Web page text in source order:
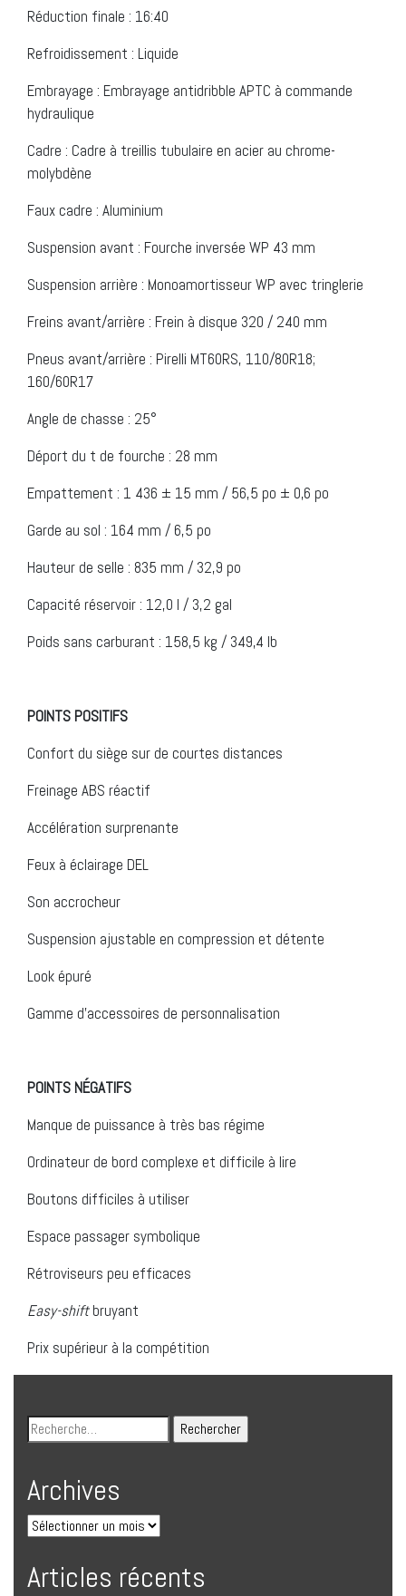
Réduction finale : 16:40
Refroidissement : Liquide
Embrayage : Embrayage antidribble APTC à commande
hydraulique
Cadre : Cadre à treillis tubulaire en acier au chrome-
molybdène
Faux cadre : Aluminium
Suspension avant : Fourche inversée WP 43 mm
Suspension arrière : Monoamortisseur WP avec tringlerie
Freins avant/arrière : Frein à disque 320 / 240 mm
Pneus avant/arrière : Pirelli MT60RS, 110/80R18;
160/60R17
Angle de chasse : 25°
Déport du t de fourche : 28 mm
Empattement : 1 436 ± 15 mm / 56,5 po ± 0,6 po
Garde au sol : 164 mm / 6,5 po
Hauteur de selle : 835 mm / 32,9 po
Capacité réservoir : 12,0 l / 3,2 gal
Poids sans carburant : 158,5 kg / 349,4 lb
POINTS POSITIFS
Confort du siège sur de courtes distances
Freinage ABS réactif
Accélération surprenante
Feux à éclairage DEL
Son accrocheur
Suspension ajustable en compression et détente
Look épuré
Gamme d’accessoires de personnalisation
POINTS NÉGATIFS
Manque de puissance à très bas régime
Ordinateur de bord complexe et difficile à lire
Boutons difficiles à utiliser
Espace passager symbolique
Rétroviseurs peu efficaces
Easy-shiftbruyant
Prix supérieur à la compétition
Archives
Articles récents